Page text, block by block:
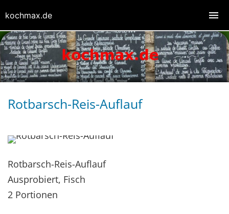
Rotbarsch-Reis-Auflauf
Rotbarsch-Reis-Auflauf
Ausprobiert, Fisch
2 Portionen
kochmax.de